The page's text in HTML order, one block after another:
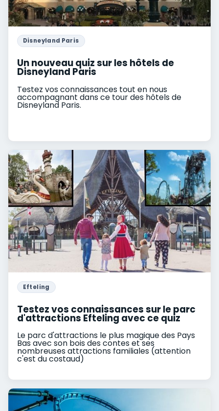
Disneyland Paris
Un nouveau quiz sur les hôtels de
Disneyland Paris
Testez vos connaissances tout en nous
accompagnant dans ce tour des hôtels de
Disneyland Paris.
Efteling
Testez vos connaissances sur le parc
d'attractions Efteling avec ce quiz
Le parc d'attractions le plus magique des Pays
Bas avec son bois des contes et ses
nombreuses attractions familiales (attention
c'est du costaud)